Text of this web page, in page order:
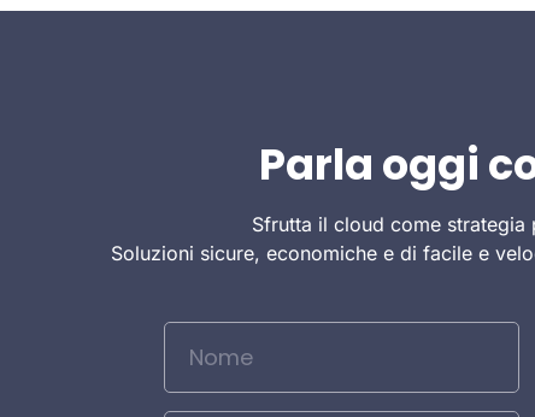
Parla oggi
Sfrutta il cloud come strategia
Soluzioni sicure, economiche e di facile e